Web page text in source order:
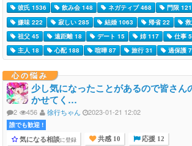
彼氏 1536 飲み会 148 ネガティブ 468 門限 121
嫌味 222
寂しい 285 結婚 1063 帰省 22
祖父 45
遠距離 18 デート 15 姉 117 仕事
主人 18
心配 188 喧嘩 87 旅行 31 過保護 7
心の悩み
少し気になったことがあるので皆さん
かせてく…
2 456 徐行ちゃん 2023-01-21 12:02
誰でも歓迎 !
気になる相談に登録 共感 10 応援 12